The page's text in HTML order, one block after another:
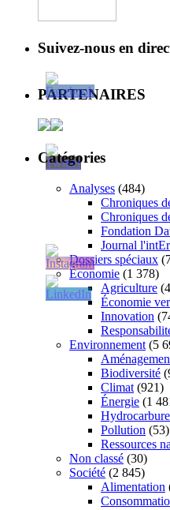
Suivez-nous en
PARTENAIRES
Catégories
Analyses (484)
Chroniques
Chroniques
Fondation
Journal
Dossiers spéciaux
Économie (1 378)
Agriculture
Économie
Innovation
Environnement (5
Biodiversité
Climat (921)
Énergie (1
Pollution (53)
Ressources
Non classé (30)
Société (2 845)
Alimentation